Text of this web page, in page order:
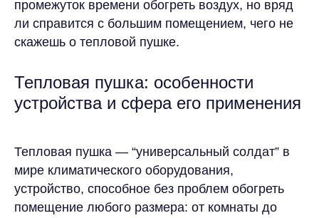
промежуток времени обогреть воздух, но вряд
ли справится с большим помещением, чего не
скажешь о тепловой пушке.
Тепловая пушка: особенности
устройства и сфера его применения
Тепловая пушка — “универсальный солдат” в
мире климатического оборудования,
устройство, способное без проблем обогреть
помещение любого размера: от комнаты до